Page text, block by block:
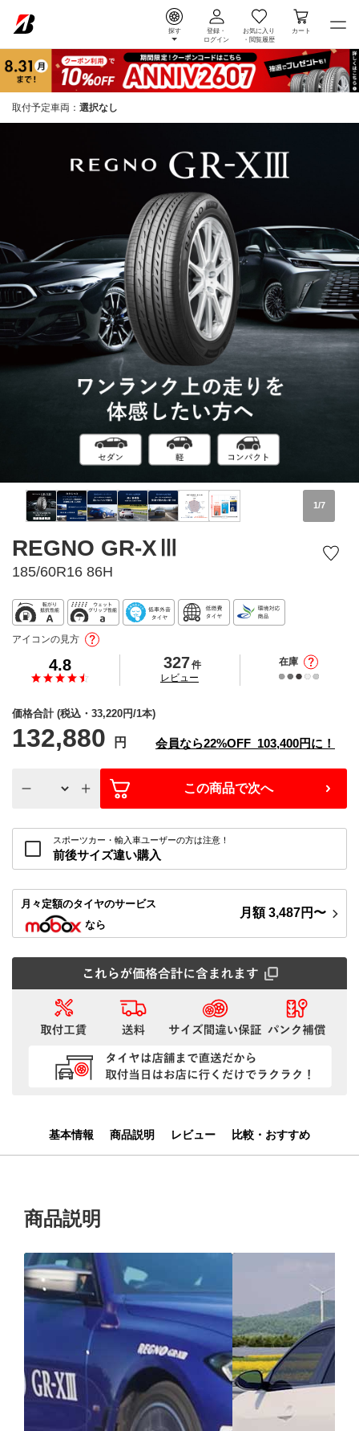
探す
登録・
ログイン
お気に入り
・ 閲覧履歴
カート
取付予定車両： 選択なし
1/7
REGNO GR-XⅢ
185/60R16 86H
4.8 327件
の
レビュー
在庫
アイコンの見方
価格合計 (税込・ 33,220円/1本)
132,880 円 会員なら22%OFF 103,400円に！
この商品で次へ
スポーツカー・輸入車ユーザーの方は注意！
前後サイズ違い購入
月々定額のタイヤのサービス
なら
月額3,487円〜
基本情報 商品説明 レビュー 比較・おすすめ
商品説明